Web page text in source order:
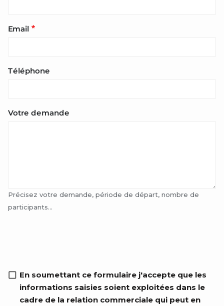
Email
Téléphone
Votre demande
Précisez votre demande, période de départ, nombre de
participants...
RGPD info
En soumettant ce formulaire j'accepte que les
informations saisies soient exploitées dans le
cadre de la relation commerciale qui peut en